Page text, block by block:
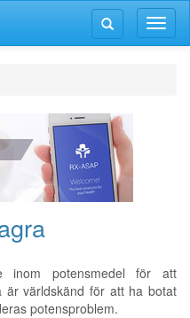
Växla
Växla
navigering
inom potensmedel för att
är världskänd för att ha botat
potensproblem.